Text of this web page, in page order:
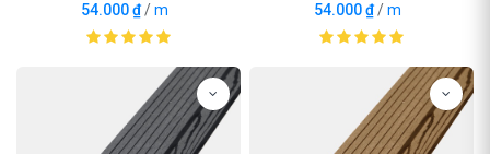
54.000₫ /m 54.000₫ /m